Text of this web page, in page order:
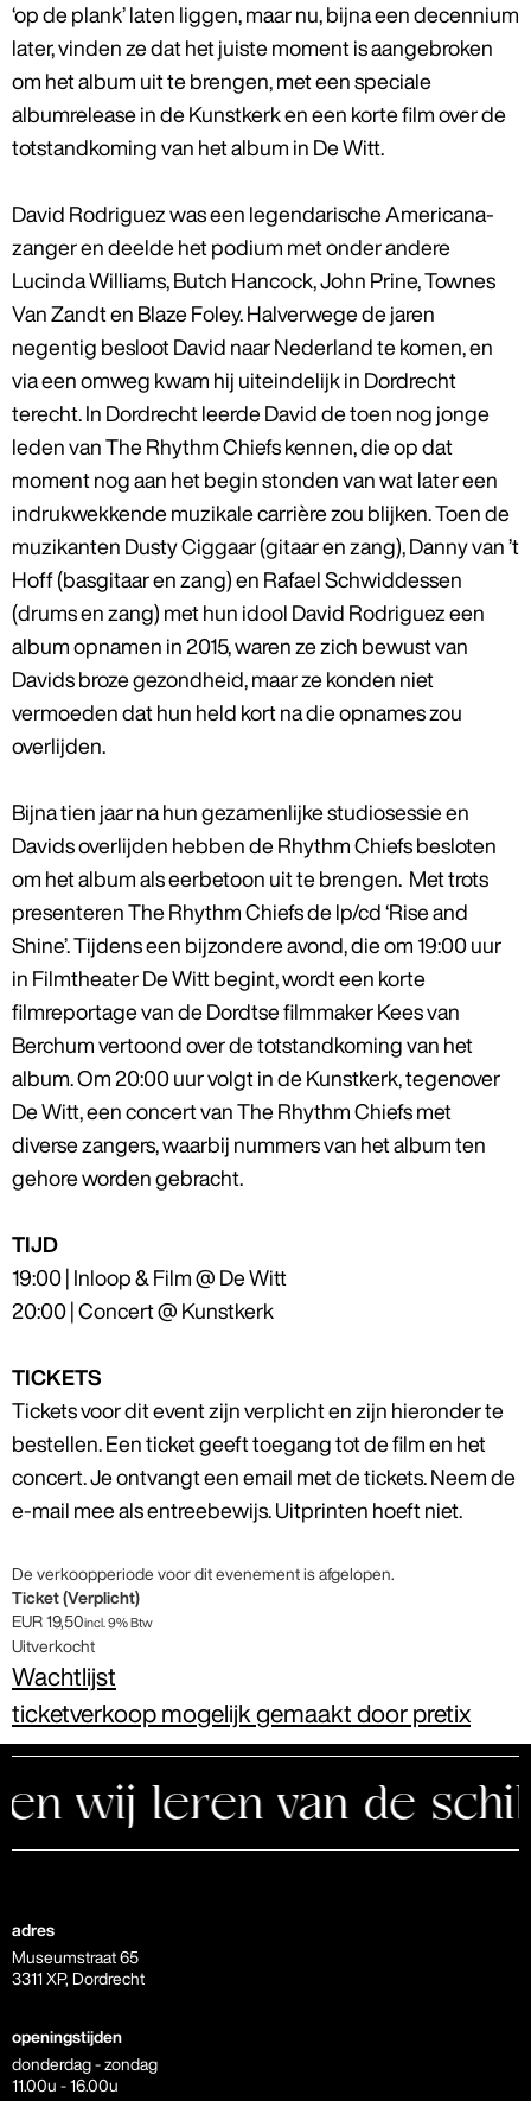
‘op de plank’ laten liggen, maar nu, bijna een decennium
later, vinden ze dat het juiste moment is aangebroken
om het album uit te brengen, met een speciale
albumrelease in de Kunstkerk en een korte film over de
totstandkoming van het album in De Witt.
David Rodriguez was een legendarische Americana-
zanger en deelde het podium met onder andere
Lucinda Williams, Butch Hancock, John Prine, Townes
Van Zandt en Blaze Foley. Halverwege de jaren
negentig besloot David naar Nederland te komen, en
via een omweg kwam hij uiteindelijk in Dordrecht
terecht. In Dordrecht leerde David de toen nog jonge
leden van The Rhythm Chiefs kennen, die op dat
moment nog aan het begin stonden van wat later een
indrukwekkende muzikale carrière zou blijken. Toen de
muzikanten Dusty Ciggaar (gitaar en zang), Danny van ’t
Hoff (basgitaar en zang) en Rafael Schwiddessen
(drums en zang) met hun idool David Rodriguez een
album opnamen in 2015, waren ze zich bewust van
Davids broze gezondheid, maar ze konden niet
vermoeden dat hun held kort na die opnames zou
overlijden.
Bijna tien jaar na hun gezamenlijke studiosessie en
Davids overlijden hebben de Rhythm Chiefs besloten
om het album als eerbetoon uit te brengen. Met trots
presenteren The Rhythm Chiefs de lp/cd ‘Rise and
Shine’. Tijdens een bijzondere avond, die om 19:00 uur
in Filmtheater De Witt begint, wordt een korte
filmreportage van de Dordtse filmmaker Kees van
Berchum vertoond over de totstandkoming van het
album. Om 20:00 uur volgt in de Kunstkerk, tegenover
De Witt, een concert van The Rhythm Chiefs met
diverse zangers, waarbij nummers van het album ten
gehore worden gebracht.
TIJD
19:00 | Inloop & Film @ De Witt
20:00 | Concert @ Kunstkerk
TICKETS
Tickets voor dit event zijn verplicht en zijn hieronder te
bestellen. Een ticket geeft toegang tot de film en het
concert. Je ontvangt een email met de tickets. Neem de
e-mail mee als entreebewijs. Uitprinten hoeft niet.
De verkoopperiode voor dit evenement is afgelopen.
Ticket (Verplicht)
EUR 19,50incl. 9% Btw
Uitverkocht
Wachtlijst
ticketverkoop mogelijk gemaakt door pretix
wij leren van de
adres
Museumstraat 65
3311 XP, Dordrecht
openingstijden
donderdag - zondag
11.00u - 16.00u